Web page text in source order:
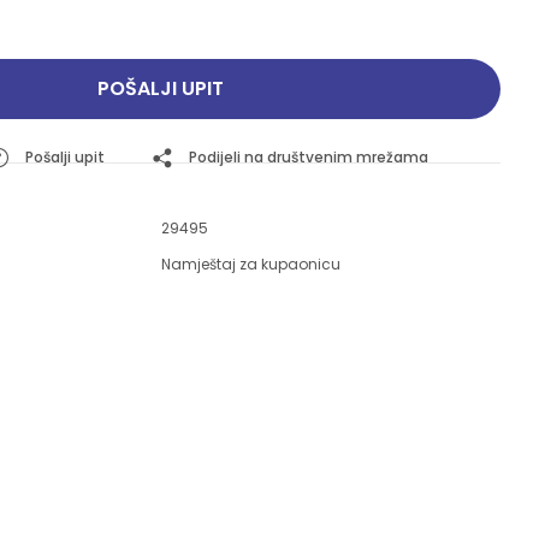
POŠALJI UPIT
Pošalji upit Podijeli na društvenim mrežama
29495
Namještaj za kupaonicu